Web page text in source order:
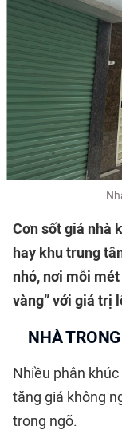
Cơn sốt giá nhà
hay khu trung
nhỏ, nơi mỗi
vàng” với giá trị
NHÀ
Nhiều phân
tăng giá không
trong ngõ.